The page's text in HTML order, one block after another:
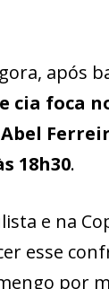
após
cia foca
18h30.
e na
esse
por